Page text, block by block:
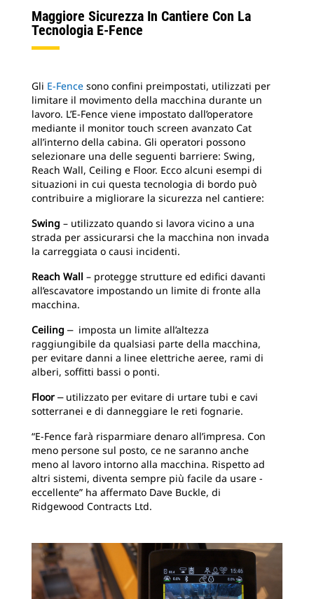
Maggiore Sicurezza In Cantiere Con La
Tecnologia E-Fence
Gli E-Fence sono confini preimpostati, utilizzati per
limitare il movimento della macchina durante un
lavoro. L’E-Fence viene impostato dall’operatore
mediante il monitor touch screen avanzato Cat
all’interno della cabina. Gli operatori possono
selezionare una delle seguenti barriere: Swing,
Reach Wall, Ceiling e Floor. Ecco alcuni esempi di
situazioni in cui questa tecnologia di bordo può
contribuire a migliorare la sicurezza nel cantiere:
Swing – utilizzato quando si lavora vicino a una
strada per assicurarsi che la macchina non invada
la carreggiata o causi incidenti.
Reach Wall – protegge strutture ed edifici davanti
all’escavatore impostando un limite di fronte alla
macchina.
Ceiling ⎼ imposta un limite all’altezza
raggiungibile da qualsiasi parte della macchina,
per evitare danni a linee elettriche aeree, rami di
alberi, soffitti bassi o ponti.
Floor ⎼ utilizzato per evitare di urtare tubi e cavi
sotterranei e di danneggiare le reti fognarie.
“E-Fence farà risparmiare denaro all’impresa. Con
meno persone sul posto, ce ne saranno anche
meno al lavoro intorno alla macchina. Rispetto ad
altri sistemi, diventa sempre più facile da usare -
eccellente” ha affermato Dave Buckle, di
Ridgewood Contracts Ltd.